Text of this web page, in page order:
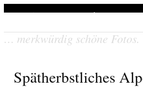
Stefan
… merkwürdig schöne Fotos.
Spätherbstliches